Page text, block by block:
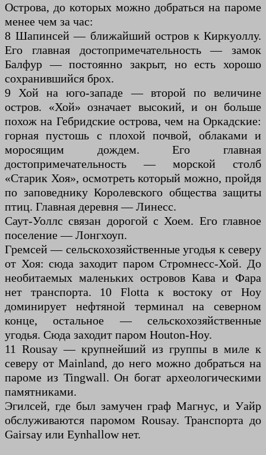
Острова, до которых можно добраться на пароме
менее чем за час:
8 Шапинсей — ближайший остров к Киркуоллу.
Его главная достопримечательность — замок
Балфур — постоянно закрыт, но есть хорошо
сохранившийся брох.
9 Хой на юго-западе — второй по величине
остров. «Хой» означает высокий, и он больше
похож на Гебридские острова, чем на Оркадские:
горная пустошь с плохой почвой, облаками и
моросящим дождем. Его главная
достопримечательность — морской столб
«Старик Хоя», осмотреть который можно, пройдя
по заповеднику Королевского общества защиты
птиц. Главная деревня — Линесс.
Саут-Уоллс связан дорогой с Хоем. Его главное
поселение — Лонгхоуп.
Гремсей — сельскохозяйственные угодья к северу
от Хоя: сюда заходит паром Стромнесс-Хой. До
необитаемых маленьких островов Кава и Фара
нет транспорта. 10 Flotta к востоку от Hoy
доминирует нефтяной терминал на северном
конце, остальное — сельскохозяйственные
угодья. Сюда заходит паром Houton-Hoy.
11 Rousay — крупнейший из группы в миле к
северу от Mainland, до него можно добраться на
пароме из Tingwall. Он богат археологическими
памятниками.
Эгилсей, где был замучен граф Магнус, и Уайр
обслуживаются паромом Rousay. Транспорта до
Gairsay или Eynhallow нет.